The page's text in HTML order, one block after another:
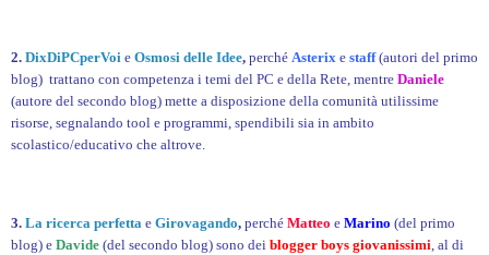
2. DixDiPCperVoi e Osmosi delle Idee, perché Asterix e staff(autori del primo
blog) trattano con competenza i temi del PC e della Rete, mentre Daniele
(autore del secondo blog) mette a disposizione della comunità utilissime
risorse, segnalando tool e programmi, spendibili sia in ambito
scolastico/educativo che altrove.
3. La ricerca perfetta e Girovagando, perché Matteo e Marino (del primo
blog) e Davide (del secondo blog) sono dei blogger boys giovanissimi, al di